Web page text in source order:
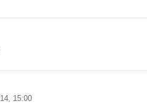
15:00